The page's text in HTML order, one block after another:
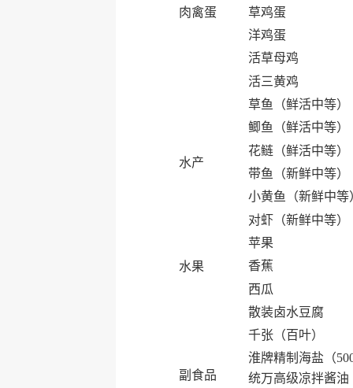
肉禽蛋
草鸡蛋
洋鸡蛋
活草母鸡
活三黄鸡
水产
草鱼（鲜活中等）
鲫鱼（鲜活中等）
花鲢（鲜活中等）
带鱼（新鲜中等）
小黄鱼（新鲜中等
对虾（新鲜中等）
水果
苹果
香蕉
西瓜
副食品
散装卤水豆腐
千张（百叶）
淮牌精制海盐（
统万高级凉拌酱油